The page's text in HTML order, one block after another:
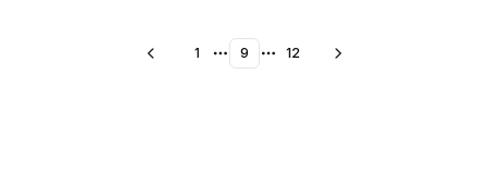
1 More pages
9 More pages
12